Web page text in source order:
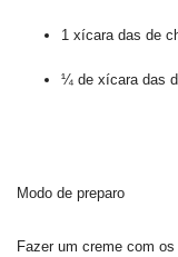
1 xícara das de
¼ de xícara das
Modo de preparo
Fazer um creme com